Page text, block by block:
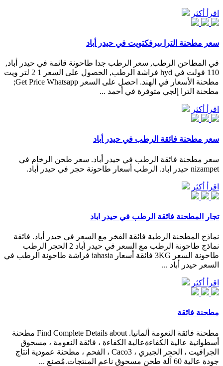
اقرأ أكثر
سعر مطحنة الترا بيرفكتويت في حيدر أباد
في المطاحن الرطب, سعر الرطب جدا طاحونة قائمة في حيدر أباد,
110 فولت في hyd فراشة الرطب, الحصول على السعر 1 2 لتر ويت
مطحنة الأسعار في الهند. احصل على السعر Get Price Whatsapp;
مطحنة الترا إلجي متوفرة في أحمد ...
اقرأ أكثر
سعر مطحنة فائقة الرطب في حيدر أباد
سعر مطحنة فائقة الرطب في حيدر أباد. سعر طحن الرخام في
nizampet حيدر اباد. الرطب أسعار طاحونة حجر في حيدر أباد.
اقرأ أكثر
تجار المطحنة فائقة الرطب في حيدر اباد
نماذج المطحنة الرطبة فائقة الفخر مع السعر في حيدر أباد. فائقة
نماذج طاحونة الرطب مع السعر في حيدر أباد 2 الحجر الرطب
طاحونة السعر 3KG فائقة أسعار iahasia فراشة طاحونة الرطب في
السعر حيدر أباد ...
اقرأ أكثر
مطحنة فائقة
مطحنة فائقة النعومة ألمانيا. Find Complete Details about مطحنة
أسطوانية عالية الكفاءةعالية الكفاءة ، فائقة النعومة ، مسحوق
الجرافيت ، الحجر الجيري ، Caco3 ، الفحم ، مطحنة عمودية انتاج
جودة عالية 60 آلة طحن مسحوق ناعم المنتجات.مُصنع ...